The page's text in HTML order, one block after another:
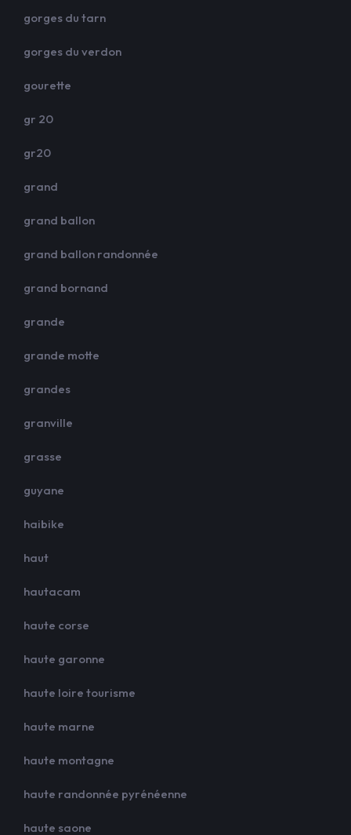
gorges du tarn
gorges du verdon
gourette
gr 20
gr20
grand
grand ballon
grand ballon randonnée
grand bornand
grande
grande motte
grandes
granville
grasse
guyane
haibike
haut
hautacam
haute corse
haute garonne
haute loire tourisme
haute marne
haute montagne
haute randonnée pyrénéenne
haute saone